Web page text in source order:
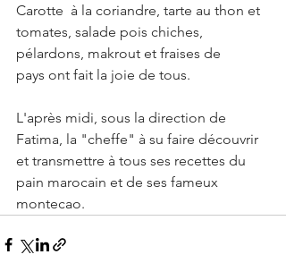
Carotte  à la coriandre, tarte au thon et
tomates, salade pois chiches,
pélardons, makrout et fraises de
pays ont fait la joie de tous.
L'après midi, sous la direction de
Fatima, la "cheffe" à su faire découvrir
et transmettre à tous ses recettes du
pain marocain et de ses fameux
montecao.